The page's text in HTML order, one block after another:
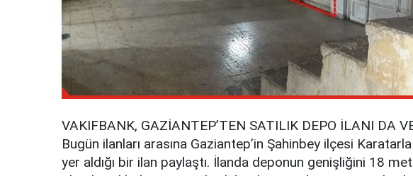
VAKIFBANK, GAZİANTEP’TEN SATILIK DEPO İLANI DA
Bugün ilanları arasına Gaziantep’in Şahinbey ilçesi
yer aldığı bir ilan paylaştı. İlanda deponun genişliğini 18